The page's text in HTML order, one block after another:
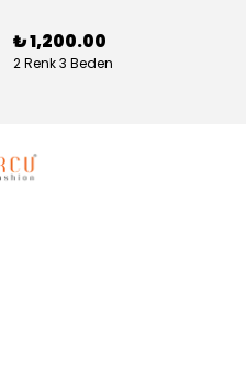
₺ 1,200.00
2 Renk 3 Beden